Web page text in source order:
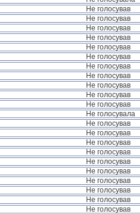
Не голосував
Не голосував
Не голосував
Не голосував
Не голосував
Не голосував
Не голосував
Не голосував
Не голосував
Не голосував
Не голосував
Не голосувала
Не голосував
Не голосував
Не голосував
Не голосував
Не голосував
Не голосував
Не голосував
Не голосував
Не голосував
Не голосував